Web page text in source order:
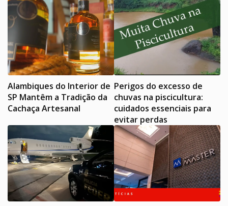
Alambiques do Interior de
SP Mantêm a Tradição da
Cachaça Artesanal
Perigos do excesso de
chuvas na piscicultura:
cuidados essenciais para
evitar perdas